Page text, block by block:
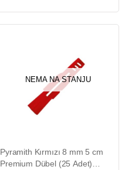
NEMA NA STANJU
Pyramith Kırmızı 8 mm 5 cm
Premium Dübel (25 Adet)